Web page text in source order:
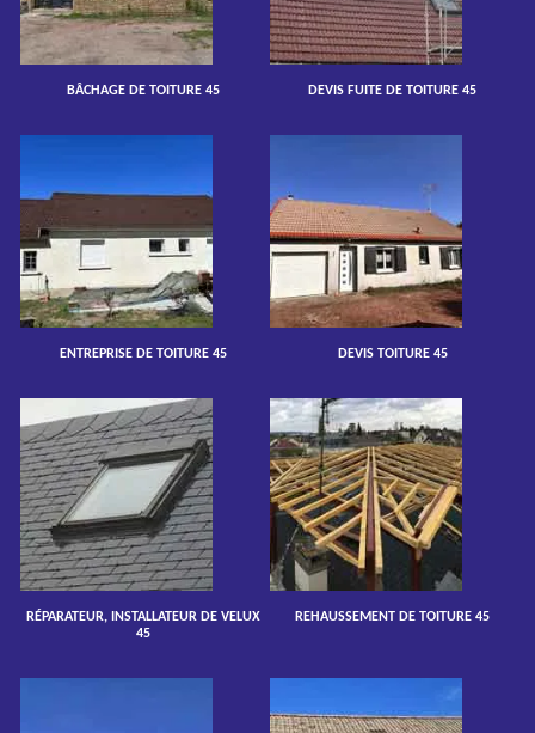
BÂCHAGE DE TOITURE 45 DEVIS FUITE DE TOITURE 45
ENTREPRISE DE TOITURE 45 DEVIS TOITURE 45
RÉPARATEUR, INSTALLATEUR DE VELUX
45
REHAUSSEMENT DE TOITURE 45